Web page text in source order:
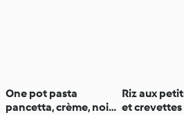
One pot pasta
pancetta, crème, noix,
Riz aux
et crevettes